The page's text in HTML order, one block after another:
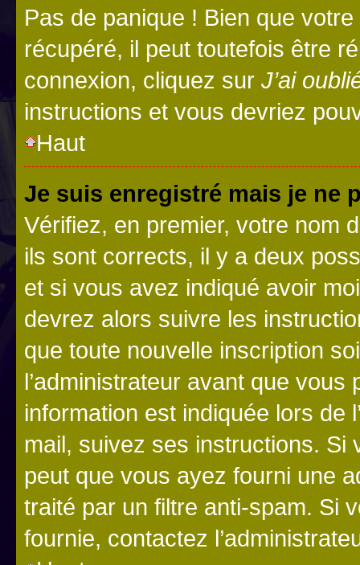
Pas de panique ! Bien que
récupéré, il peut toutefois être
connexion, cliquez sur J’ai
instructions et vous devriez
Haut
Je suis enregistré mais je ne
Vérifiez, en premier, votre nom
ils sont corrects, il y a deux
et si vous avez indiqué avoir
devrez alors suivre les
que toute nouvelle inscription
l’administrateur avant que
information est indiquée lors de
mail, suivez ses instructions. Si
peut que vous ayez fourni une
traité par un filtre anti-spam. Si
fournie, contactez